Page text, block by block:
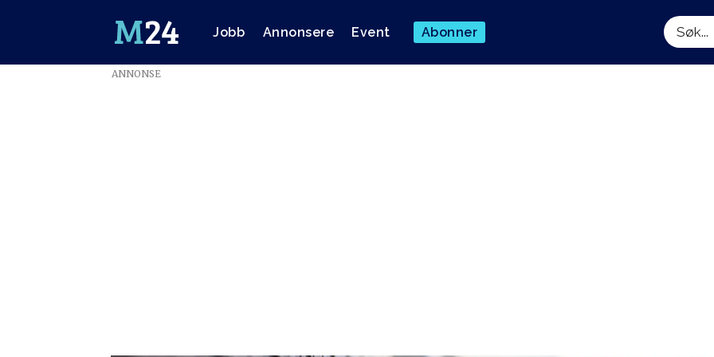
Jobb Annonsere Event Abonner
Søk
ANNONSE